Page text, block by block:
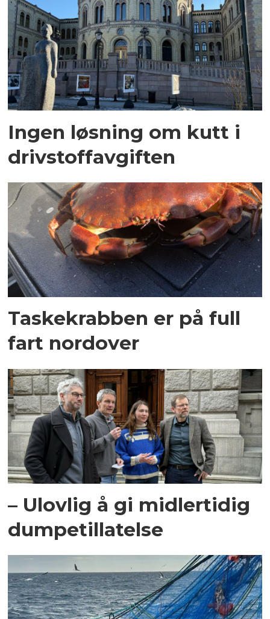
Ingen løsning om kutt i
drivstoffavgiften
Taskekrabben er på full
fart nordover
– Ulovlig å gi midlertidig
dumpetillatelse